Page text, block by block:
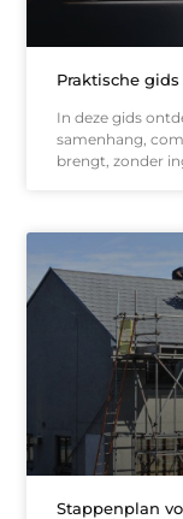
Praktische
In deze gids
samenhang,
brengt, zonder
Stappenplan